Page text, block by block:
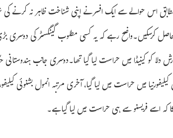
اس حوالے سے ایک افسر نے اپنی شناخت ظاہر نہ کرنے
کرسکیں۔واضح رہے کہ یہ کسی مطلوب گینگسٹر کی دوسری
کو کینیڈا میں حراست لیا گیا تھا۔دوسری جانب
میں حراست میں لیا گیا، آخری مرتبہ انمول بشنوئی
کہ اسے فریسنو سے ہی حراست میں لیا گیا ہے۔